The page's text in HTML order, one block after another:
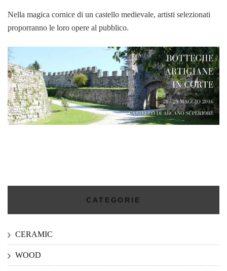
Nella magica cornice di un castello medievale, artisti selezionati
proporranno le loro opere al pubblico.
CATEGORIE
CERAMIC
WOOD